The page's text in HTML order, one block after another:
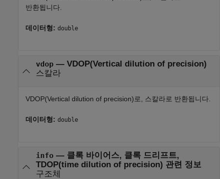
반환됩니다.
데이터형: double
vdop— VDOP(Vertical dilution of precision)
스칼라
VDOP(Vertical dilution of precision)로, 스칼라로 반환됩니다.
데이터형: double
info— 클록 바이어스, 클록 드리프트,
TDOP(time dilution of precision) 관련 정보
구조체